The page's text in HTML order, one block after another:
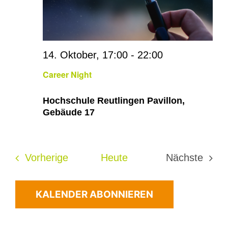
Career Night
14. Oktober, 17:00 - 22:00
Hochschule Reutlingen Pavillon,
Gebäude 17
VorherigeVeranstaltungen
Heute
Nächste
KALENDER ABONNIEREN